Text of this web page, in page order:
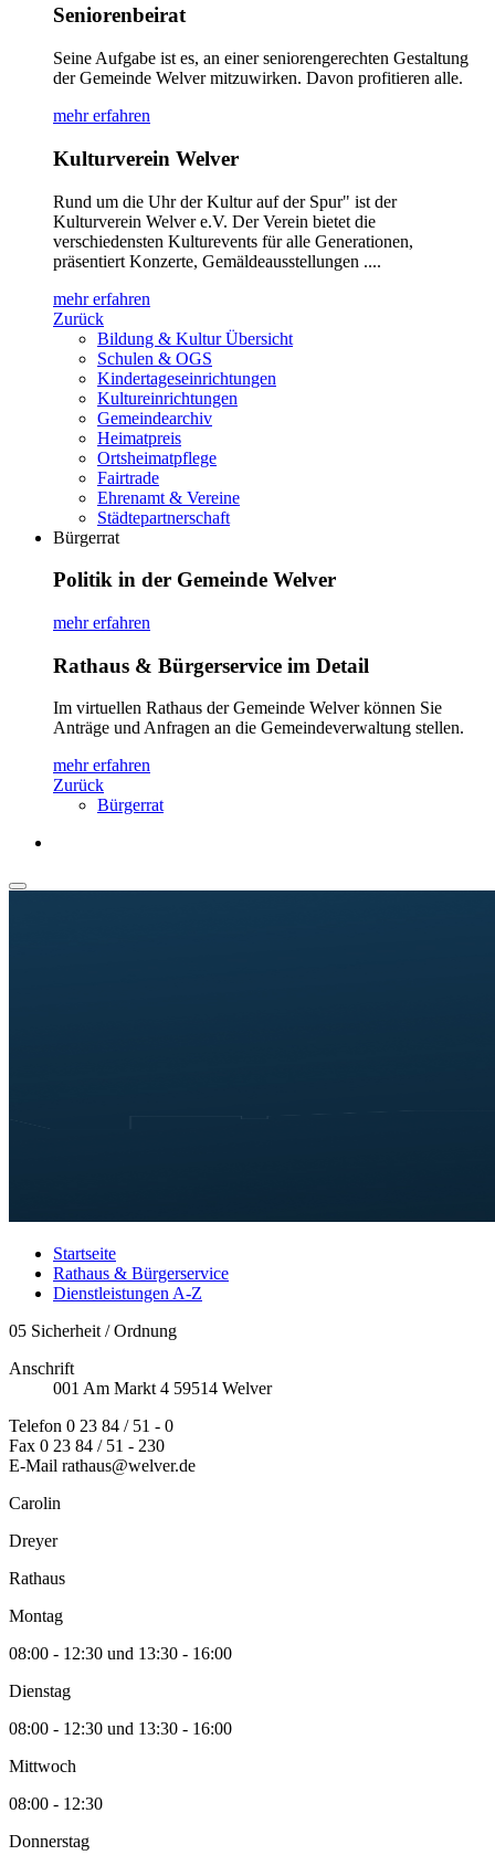
Seniorenbeirat
Seine Aufgabe ist es, an einer seniorengerechten Gestaltung
der Gemeinde Welver mitzuwirken. Davon profitieren alle.
mehr erfahren
Kulturverein Welver
Rund um die Uhr der Kultur auf der Spur" ist der
Kulturverein Welver e.V. Der Verein bietet die
verschiedensten Kulturevents für alle Generationen,
präsentiert Konzerte, Gemäldeausstellungen ....
mehr erfahren
Zurück
Bildung & Kultur Übersicht
Schulen & OGS
Kindertageseinrichtungen
Kultureinrichtungen
Gemeindearchiv
Heimatpreis
Ortsheimatpflege
Fairtrade
Ehrenamt & Vereine
Städtepartnerschaft
Bürgerrat
Politik in der Gemeinde Welver
mehr erfahren
Rathaus & Bürgerservice im Detail
Im virtuellen Rathaus der Gemeinde Welver können Sie
Anträge und Anfragen an die Gemeindeverwaltung stellen.
mehr erfahren
Zurück
Bürgerrat
Startseite
Rathaus & Bürgerservice
Dienstleistungen A-Z
05 Sicherheit / Ordnung
Anschrift
001 Am Markt 4 59514 Welver
Telefon 0 23 84 / 51 - 0
Fax 0 23 84 / 51 - 230
E-Mail rathaus@welver.de
Carolin
Dreyer
Rathaus
Montag
08:00 - 12:30 und 13:30 - 16:00
Dienstag
08:00 - 12:30 und 13:30 - 16:00
Mittwoch
08:00 - 12:30
Donnerstag